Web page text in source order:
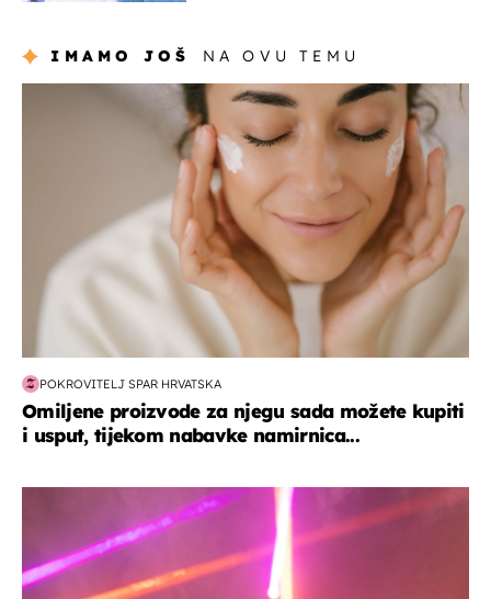
IMAMO JOŠ NA OVU TEMU
moda & ljepota
POKROVITELJ SPAR HRVATSKA
Omiljene proizvode za njegu sada možete kupiti
i usput, tijekom nabavke namirnica...